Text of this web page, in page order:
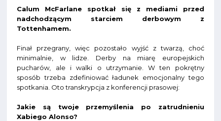
Calum McFarlane spotkał się z mediami przed
nadchodzącym starciem derbowym z
Tottenhamem.
Finał przegrany, więc pozostało wyjść z twarzą, choć
minimalnie, w lidze. Derby na miarę europejskich
pucharów, ale i walki o utrzymanie. W ten pokrętny
sposób trzeba zdefiniować ładunek emocjonalny tego
spotkania. Oto transkrypcja z konferencji prasowej:
Jakie są twoje przemyślenia po zatrudnieniu
Xabiego Alonso?